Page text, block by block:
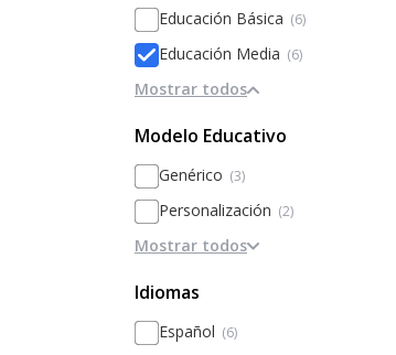
Educación Básica (6)
Educación Media (6)
Mostrar todos
Modelo Educativo
Genérico (3)
Personalización (2)
Basado en el rendimiento y la
Modelos alternativos (Waldorf,
Montessori)
Mostrar todos
Idiomas
Español (6)